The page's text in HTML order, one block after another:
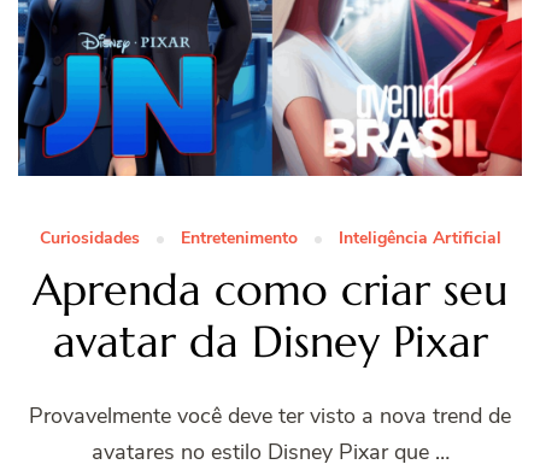
Curiosidades Entretenimento Inteligência Artificial
Aprenda como criar seu
avatar da Disney Pixar
Provavelmente você deve ter visto a nova trend de
avatares no estilo Disney Pixar que …